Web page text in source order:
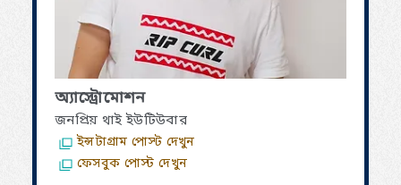
অ্যাস্ট্রোমোশন
জনপ্রিয় থাই ইউটিউবার
ইন্সটাগ্রাম পোস্ট দেখুন
ফেসবুক পোস্ট দেখুন